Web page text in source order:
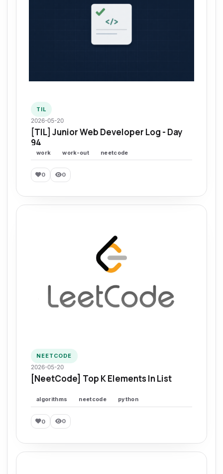
TIL
2026-05-20
[TIL] Junior Web Developer Log - Day
94
work work-out neetcode
0 0
NEETCODE
2026-05-20
[NeetCode] Top K Elements In List
algorithms neetcode python
0 0